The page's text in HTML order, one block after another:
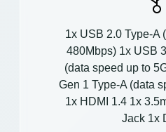
1x USB 2.0 Type-A
480Mbps) 1x USB
(data speed up to
Gen 1 Type-A (data
1x HDMI 1.4 1x
Jack 1x